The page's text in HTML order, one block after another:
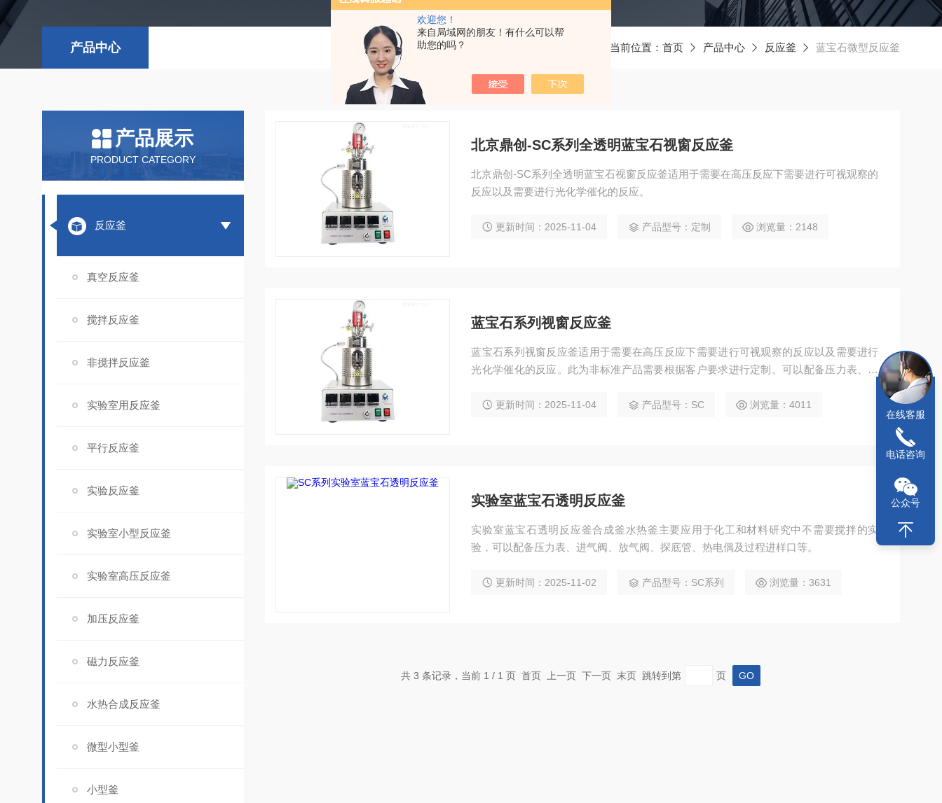
欢迎您！
来自局域网的朋友！有什么可以帮
助您的吗？
产品中心 当前位置： 首页 产品中心 反应釜 蓝宝石微型反应釜
产品展示
PRODUCT CATEGORY
反应釜
真空反应釜
搅拌反应釜
非搅拌反应釜
实验室用反应釜
平行反应釜
实验反应釜
实验室小型反应釜
实验室高压反应釜
加压反应釜
磁力反应釜
水热合成反应釜
微型小型釜
小型釜
北京鼎创-SC系列全透明蓝宝石视窗反应釜
北京鼎创-SC系列全透明蓝宝石视窗反应釜适用于需要在高压反应下需要进行可视观察的
反应以及需要进行光化学催化的反应。
更新时间：2025-11-04 产品型号：定制 浏览量：2148
蓝宝石系列视窗反应釜
蓝宝石系列视窗反应釜适用于需要在高压反应下需要进行可视观察的反应以及需要进行
光化学催化的反应。此为非标准产品需要根据客户要求进行定制。可以配备压力表、进
更新时间：2025-11-04 产品型号：SC 浏览量：4011
实验室蓝宝石透明反应釜
实验室蓝宝石透明反应釜合成釜水热釜主要应用于化工和材料研究中不需要搅拌的实
验，可以配备压力表、进气阀、放气阀、探底管、热电偶及过程进样口等。
更新时间：2025-11-02 产品型号：SC系列 浏览量：3631
共 3 条记录，当前 1 / 1 页 首页 上一页 下一页 末页 跳转到第 页
在线客服
电话咨询
公众号